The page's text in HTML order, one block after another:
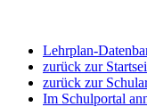
Lehrplan-
zurück zur
zurück zur
Im Schulportal